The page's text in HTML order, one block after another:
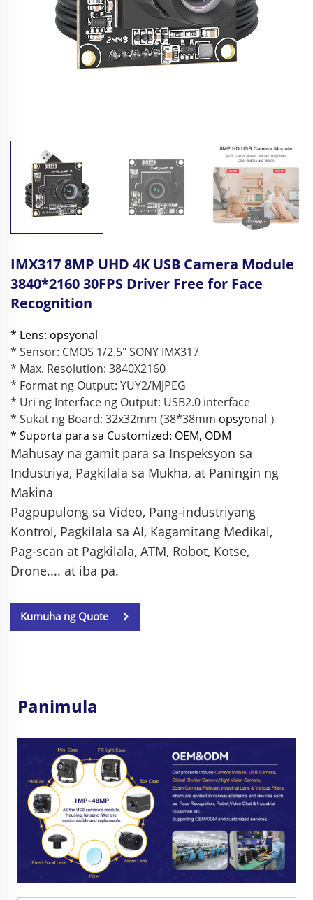
IMX317 8MP UHD 4K USB Camera Module
3840*2160 30FPS Driver Free for Face
Recognition
* Lens: opsyonal
* Sensor: CMOS 1/2.5" SONY IMX317
* Max. Resolution: 3840X2160
* Format ng Output: YUY2/MJPEG
* Uri ng Interface ng Output: USB2.0 interface
* Sukat ng Board: 32x32mm (38*38mm opsyonal ）
* Suporta para sa Customized: OEM, ODM
Mahusay na gamit para sa Inspeksyon sa
Industriya, Pagkilala sa Mukha, at Paningin ng
Makina
Pagpupulong sa Video, Pang-industriyang
Kontrol, Pagkilala sa AI, Kagamitang Medikal,
Pag-scan at Pagkilala, ATM, Robot, Kotse,
Drone.... at iba pa.
Kumuha ng Quote
Panimula